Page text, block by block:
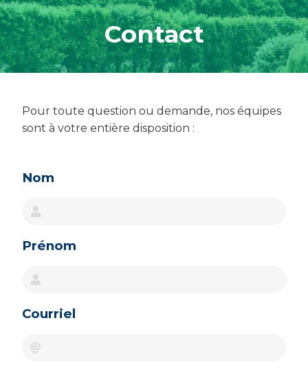
Contact
Pour toute question ou demande, nos équipes
sont à votre entière disposition :
Nom
Prénom
Courriel